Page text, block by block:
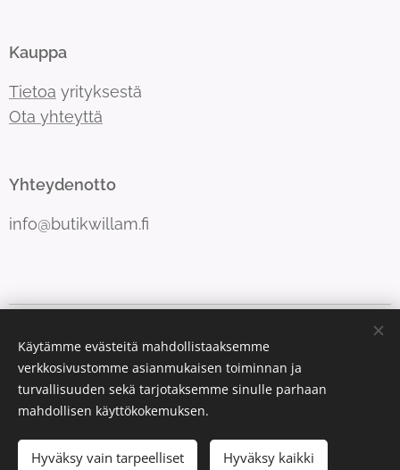
Lisää ostoskoriin
Kauppa
Tietoa yrityksestä
Ota yhteyttä
Yhteydenotto
info@butikwillam.fi
Kielet
Suomi
Svenska
Käytämme evästeitä mahdollistaaksemme
verkkosivustomme asianmukaisen toiminnan ja
turvallisuuden sekä tarjotaksemme sinulle parhaan
mahdollisen käyttökokemuksen.
Hyväksy vain tarpeelliset Hyväksy kaikki